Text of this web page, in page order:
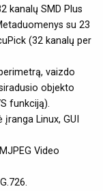
kanalų SMD Plus
su 23
(32 kanalų per
vaizdo
objekto
funkciją).
Linux, GUI
Video